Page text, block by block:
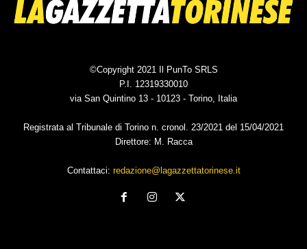
©Copyright 2021 Il PunTo SRLS
P.I. 12319330010
via San Quintino 13 - 10123 - Torino, Italia
Registrata al Tribunale di Torino n. cronol. 23/2021 del 15/04/2021
Direttore: M. Racca
Contattaci: redazione@lagazzettatorinese.it